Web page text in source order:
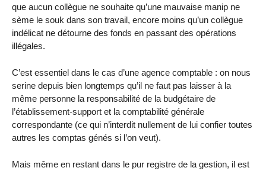
que aucun collègue ne souhaite qu’une mauvaise manip ne
sème le souk dans son travail, encore moins qu’un collègue
indélicat ne détourne des fonds en passant des opérations
illégales.
C’est essentiel dans le cas d’une agence comptable : on nous
serine depuis bien longtemps qu’il ne faut pas laisser à la
même personne la responsabilité de la budgétaire de
l’établissement-support et la comptabilité générale
correspondante (ce qui n’interdit nullement de lui confier toutes
autres les comptas génés si l’on veut).
Mais même en restant dans le pur registre de la gestion, il est